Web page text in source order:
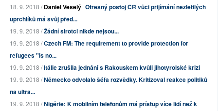
18. 9. 2018 /Daniel Veselý Otřesný postoj ČR vůči přijímání nezletilých
uprchlíků má svůj před...
19. 9. 2018 /Žádní sirotci nikde nejsou...
19. 9. 2018 /Czech FM: The requirement to provide protection for
refugees "is no...
19. 9. 2018 /Itálie zrušila jednání s Rakouskem kvůli jihotyrolské krizi
19. 9. 2018 /Německo odvolalo šéfa rozvědky. Kritizoval reakce politiků
na ultra...
19. 9. 2018 /Nigérie: K mobilním telefonům má přístup více lidí než k